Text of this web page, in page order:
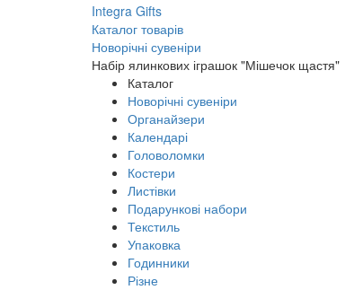
Integra Gifts
Каталог товарів
Новорічні сувеніри
Набір ялинкових іграшок "Мішечок щастя"
Каталог
Новорічні сувеніри
Органайзери
Календарі
Головоломки
Костери
Листівки
Подарункові набори
Текстиль
Упаковка
Годинники
Різне